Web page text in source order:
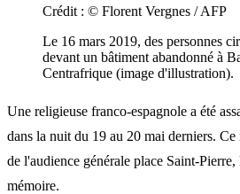
Crédit : © Florent Vergnes / AFP
Le 16 mars 2019, des personnes
devant un bâtiment abandonné à
Centrafrique (image d'illustration).
Une religieuse franco-espagnole a été
dans la nuit du 19 au 20 mai derniers.
de l'audience générale place Saint-Pierre,
mémoire.